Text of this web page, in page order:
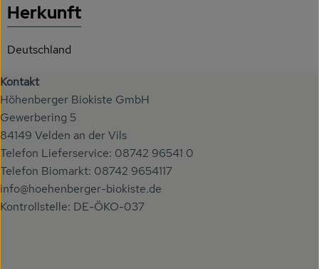
Herkunft
Deutschland
Kontakt
Höhenberger Biokiste GmbH
Gewerbering 5
84149 Velden an der Vils
Telefon Lieferservice: 08742 96541 0
Telefon Biomarkt: 08742 9654117
info@hoehenberger-biokiste.de
Kontrollstelle: DE-ÖKO-037